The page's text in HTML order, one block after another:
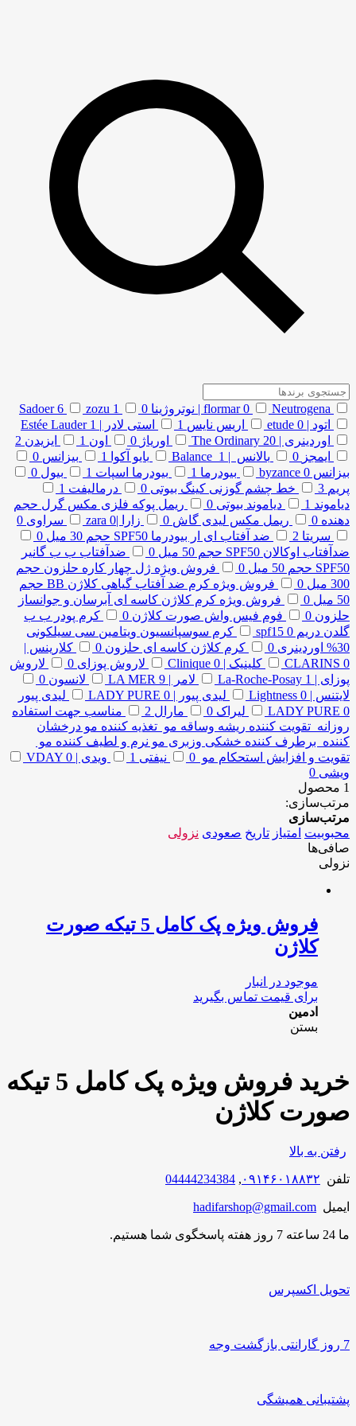
flormar 0 Neutrogena | نوتروژینا 0
Sadoer 6 zozu 1
اتود | etude 0 اریس نایس 1 استی لادر | Estée Lauder 1
اوردینری | The Ordinary 20 اوریاژ 0 اون 1 ایزیدن 2
ایمجز 0 بالانس | Balance 1 بایو آکوا 1 بیزانس 0
بیزانس byzance 0 بیودرما 1 بیودرما اسپات 1 بیول 0
پریم 3 خط چشم گوزنی کینگ بیوتی 0 درمالیفت 1
دیاموند 1 دیاموند بیوتی 0
ریمل پوکه فلزی مکس گرل حجم
دهنده 0 ریمل مکس لیدی گاش 0 زارا |zara0 سراوی 0
سریتا 2 ضد آفتاب ای ار بیودرما SPF50 حجم 30 میل
0
ضدآفتاب اوکالان SPF50 حجم 50 میل
0
ضدآفتاب ب ب گانیر
SPF50 حجم 50 میل
0
فروش ویژه ژل چهار کاره حلزون حجم
300 میل
0
فروش ویژه کرم ضد آفتاب گیاهی کلاژن BB حجم
50 میل
0
فروش ویژه کرم کلاژن کاسه ای آبرسان و جوانساز
حلزون 0 فوم فیس واش صورت کلاژن 0
کرم پودر ب ب
گلدن دریم spf15 0
کرم سوسپانسیون ویتامین سی سیلکونی
30% اوردینری
0 کرم کلاژن کاسه ای حلزون 0
کلارینس |
CLARINS 0 کلینیک | Clinique 0 لاروش پوزای 0
لاروش
پوزای | La-Roche-Posay 1 لامر | LA MER 9 لانسون 0
لایتنس | Lightness 0 لیدی پیور | LADY PURE 0
لیدی پیور
LADY PURE 0 لیراک 0 مارال 2
مناسب جهت استفاده
روزانه تقویت کننده ریشه وساقه مو تغذیه کننده مو درخشان
کننده برطرف کننده خشکی وزبری مو نرم و لطیف کننده مو
تقویت و افزایش استحکام مو 0 نیفتی 1 ویدی | VDAY 0
ویشی 0
1 محصول
مرتب‌سازی:
مرتب‌سازی
محبوبیت امتیاز تاریخ صعودی نزولی
صافی‌ها
نزولی
فروش ویژه پک کامل 5 تیکه صورت
کلاژن
موجود در انبار
برای قیمت تماس بگیرید
ادمین
بستن
خرید فروش ویژه پک کامل 5 تیکه
صورت کلاژن
رفتن به بالا
تلفن ۰۹۱۴۶۰۱۸۸۳۲ ,
04444234384
ایمیل hadifarshop@gmail.com
ما 24 ساعته 7 روز هفته پاسخگوی شما هستیم.
تحویل اکسپرس
7 روز گارانتی بازگشت وجه
پشتیبانی همیشگی